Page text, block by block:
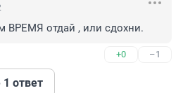
ВРЕМЯ отдай , или сдохни.
+0 –1
ответ